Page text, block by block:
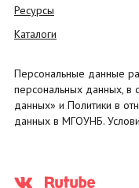
Ресурсы
Каталоги
Персональные данные
персональных данных, в
данных» и Политики в
данных в МГОУНБ.